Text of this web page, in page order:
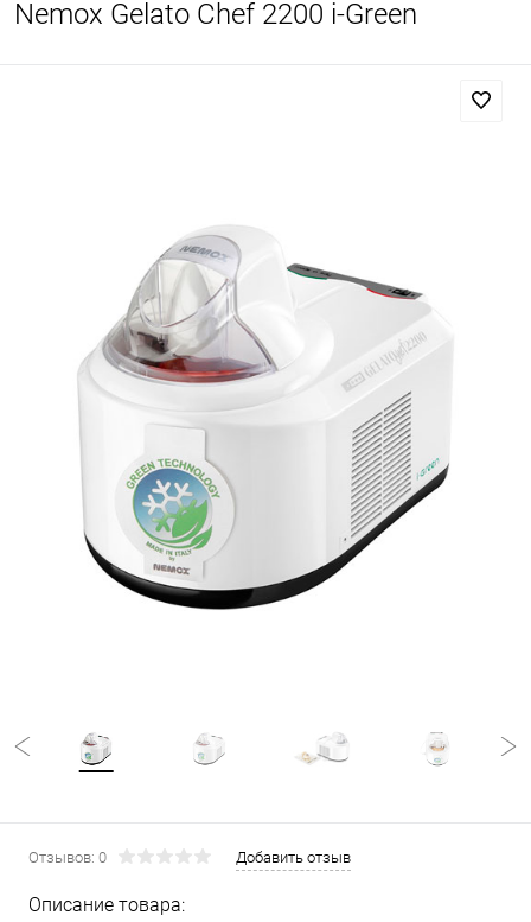
Nemox Gelato Chef 2200 i-Green
Отзывов: 0 Добавить отзыв
Описание товара: